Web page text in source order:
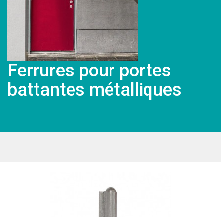
Ferrures pour portes
battantes métalliques